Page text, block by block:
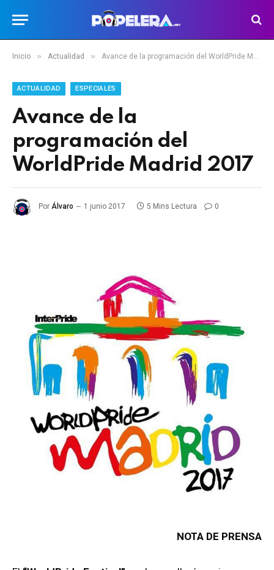
Inicio » Actualidad » Avance de la programación del WorldPride Madrid 2017
ACTUALIDAD ESPECIALES
Avance de la
programación del
WorldPride Madrid 2017
Por Álvaro 1 junio 2017 5 Mins Lectura 0
NOTA DE PRENSA